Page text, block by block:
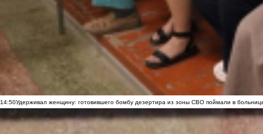
14:50Удерживал женщину: готовившего бомбу дезертира из зоны СВО поймали в